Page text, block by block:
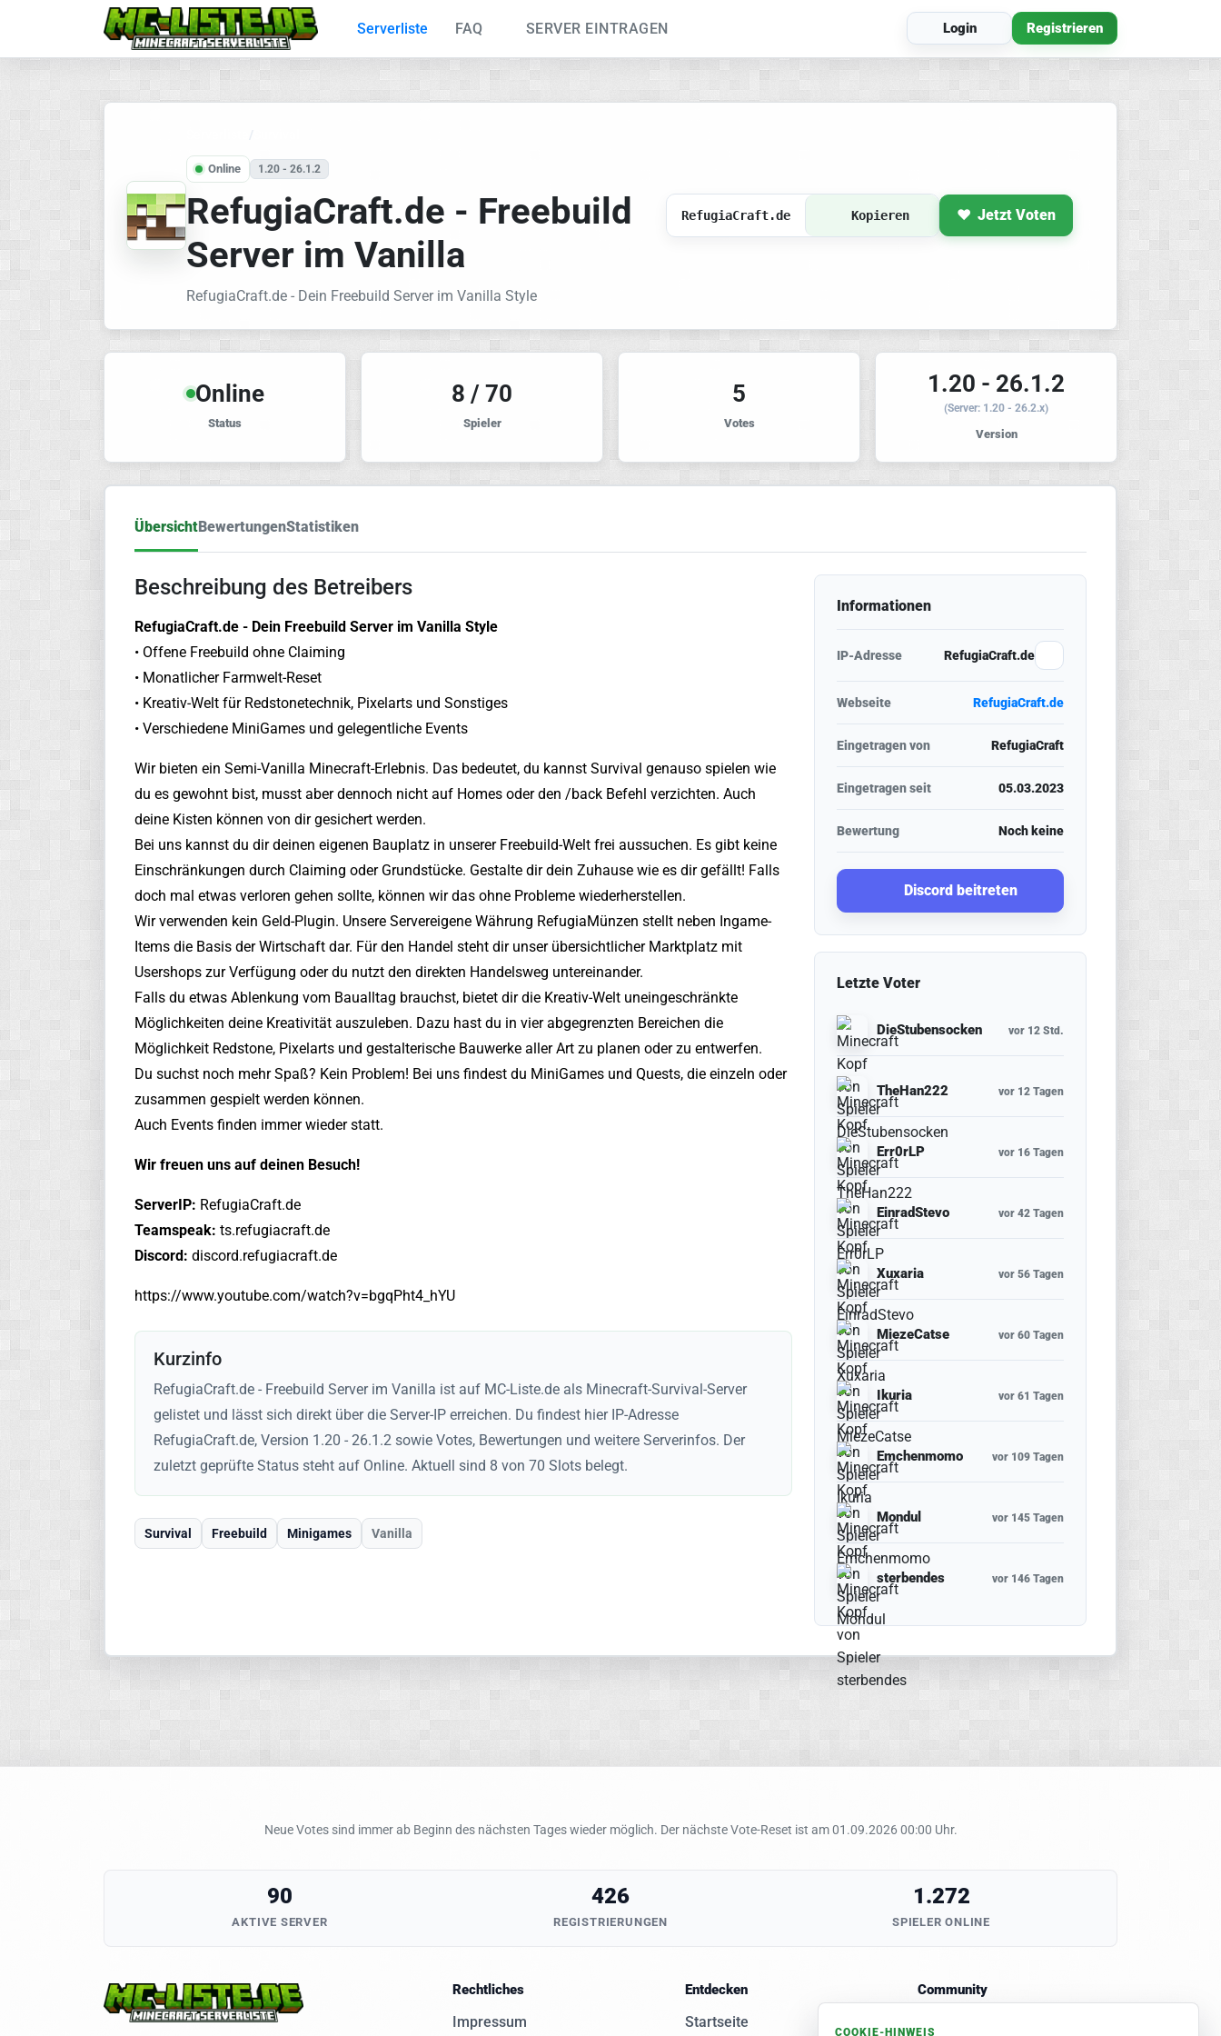
Serverliste FAQ SERVER EINTRAGEN Login Registrieren
Online 1.20 - 26.1.2
RefugiaCraft.de - Freebuild
Server im Vanilla
RefugiaCraft.de - Dein Freebuild Server im Vanilla Style
RefugiaCraft.de Kopieren Jetzt Voten
Online
Status
8 / 70
Spieler
5
Votes
1.20 - 26.1.2
(Server: 1.20 - 26.2.x)
Version
ÜbersichtBewertungenStatistiken
Beschreibung des Betreibers
RefugiaCraft.de - Dein Freebuild Server im Vanilla Style
• Offene Freebuild ohne Claiming
• Monatlicher Farmwelt-Reset
• Kreativ-Welt für Redstonetechnik, Pixelarts und Sonstiges
• Verschiedene MiniGames und gelegentliche Events
Wir bieten ein Semi-Vanilla Minecraft-Erlebnis. Das bedeutet, du kannst Survival genauso spielen wie
du es gewohnt bist, musst aber dennoch nicht auf Homes oder den /back Befehl verzichten. Auch
deine Kisten können von dir gesichert werden.
Bei uns kannst du dir deinen eigenen Bauplatz in unserer Freebuild-Welt frei aussuchen. Es gibt keine
Einschränkungen durch Claiming oder Grundstücke. Gestalte dir dein Zuhause wie es dir gefällt! Falls
doch mal etwas verloren gehen sollte, können wir das ohne Probleme wiederherstellen.
Wir verwenden kein Geld-Plugin. Unsere Servereigene Währung RefugiaMünzen stellt neben Ingame-
Items die Basis der Wirtschaft dar. Für den Handel steht dir unser übersichtlicher Marktplatz mit
Usershops zur Verfügung oder du nutzt den direkten Handelsweg untereinander.
Falls du etwas Ablenkung vom Baualltag brauchst, bietet dir die Kreativ-Welt uneingeschränkte
Möglichkeiten deine Kreativität auszuleben. Dazu hast du in vier abgegrenzten Bereichen die
Möglichkeit Redstone, Pixelarts und gestalterische Bauwerke aller Art zu planen oder zu entwerfen.
Du suchst noch mehr Spaß? Kein Problem! Bei uns findest du MiniGames und Quests, die einzeln oder
zusammen gespielt werden können.
Auch Events finden immer wieder statt.
Wir freuen uns auf deinen Besuch!
ServerIP: RefugiaCraft.de
Teamspeak: ts.refugiacraft.de
Discord: discord.refugiacraft.de
https://www.youtube.com/watch?v=bgqPht4_hYU
Kurzinfo
RefugiaCraft.de - Freebuild Server im Vanilla ist auf MC-Liste.de als Minecraft-Survival-Server
gelistet und lässt sich direkt über die Server-IP erreichen. Du findest hier IP-Adresse
RefugiaCraft.de, Version 1.20 - 26.1.2 sowie Votes, Bewertungen und weitere Serverinfos. Der
zuletzt geprüfte Status steht auf Online. Aktuell sind 8 von 70 Slots belegt.
Survival Freebuild Minigames Vanilla
Informationen
IP-Adresse RefugiaCraft.de
Webseite RefugiaCraft.de
Eingetragen von RefugiaCraft
Eingetragen seit 05.03.2023
Bewertung Noch keine
Discord beitreten
Letzte Voter
DieStubensocken vor 12 Std.
TheHan222 vor 12 Tagen
Err0rLP vor 16 Tagen
EinradStevo vor 42 Tagen
Xuxaria vor 56 Tagen
MiezeCatse vor 60 Tagen
Ikuria vor 61 Tagen
Emchenmomo vor 109 Tagen
Mondul vor 145 Tagen
sterbendes vor 146 Tagen
Neue Votes sind immer ab Beginn des nächsten Tages wieder möglich. Der nächste Vote-Reset ist am 01.09.2026 00:00 Uhr.
90
AKTIVE SERVER
426
REGISTRIERUNGEN
1.272
SPIELER ONLINE
Rechtliches
Impressum
Entdecken
Startseite
Community
COOKIE-HINWEIS